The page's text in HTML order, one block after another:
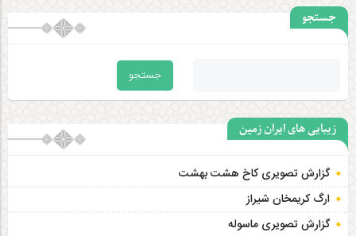
جستجو
زیبایی های ایران زمین
گزارش تصویری کاخ هشت‌ بهشت
ارگ کریمخان شیراز
گزارش تصویری ماسوله